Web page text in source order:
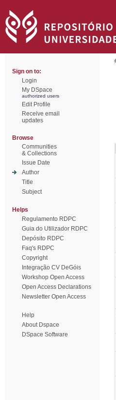
Sign on to:
Login
My DSpace
authorized users
Edit Profile
Receive email
updates
Browse
Communities
& Collections
Issue Date
Author
Title
Subject
Helps
Regulamento RDPC
Guia do Utilizador RDPC
Depósito RDPC
Faq's RDPC
Copyright
Integração CV DeGóis
Workshop Open Access
Open Access Declarations
Newsletter Open Access
Help
About Dspace
DSpace Software